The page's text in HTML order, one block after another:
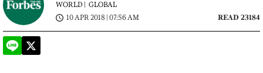
WORLD |
GLOBAL
10 APR 2018 | 07:56 AM
READ 23184